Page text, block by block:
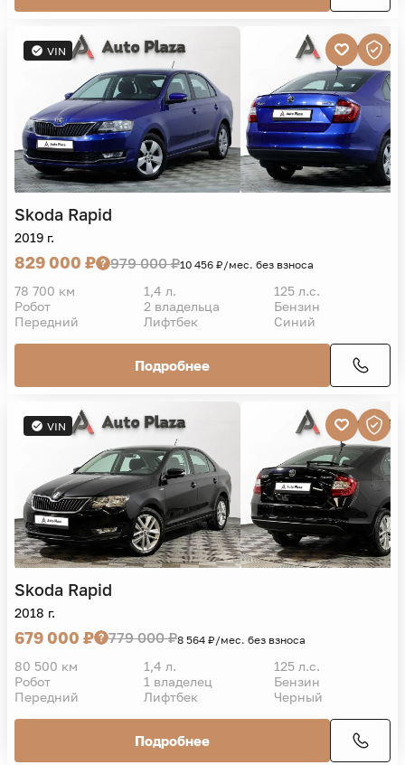
VIN
Skoda Rapid
2019 г.
829 000 ₽ 979 000 ₽10 456 ₽/мес. без взноса
78 700 км 1,4 л.
125 л.с.
Робот
2 владельца
Бензин
Передний
Лифтбек Синий
Подробнее
VIN
Skoda Rapid
2018 г.
679 000 ₽ 779 000 ₽8 564 ₽/мес. без взноса
80 500 км 1,4 л.
125 л.с.
Робот
1 владелец
Бензин
Передний
Лифтбек Черный
Подробнее